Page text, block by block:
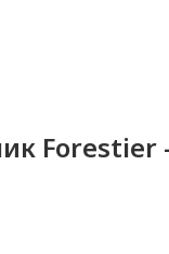
Forestier